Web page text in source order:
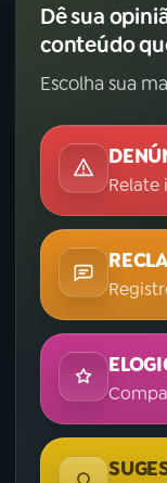
Dê sua
conteúdo
Escolha sua
Relate